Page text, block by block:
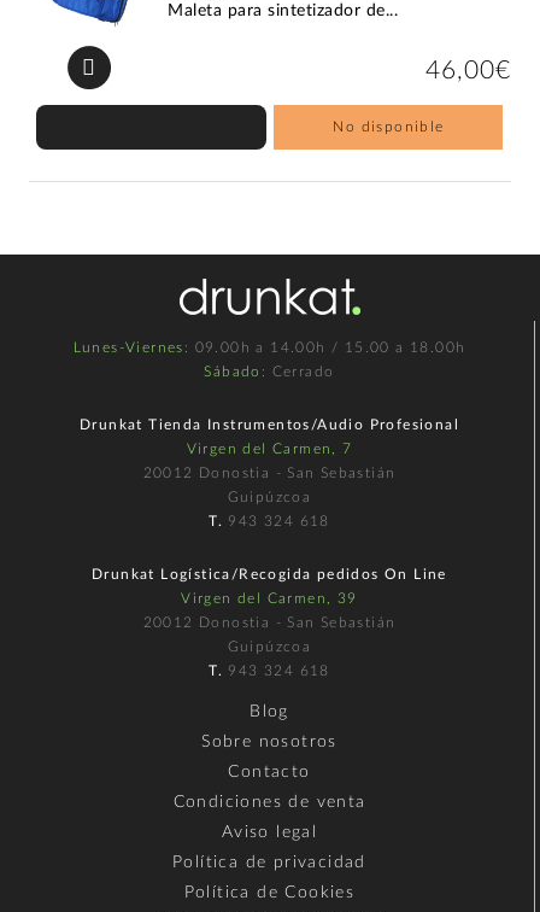
Maleta para sintetizador de...
46,00€
No disponible
Lunes-Viernes : 09.00h a 14.00h / 15.00 a 18.00h
Sábado : Cerrado
Drunkat Tienda Instrumentos/Audio Profesional
Virgen del Carmen, 7
20012 Donostia - San Sebastián
Guipúzcoa
T. 943 324 618
Drunkat Logística/Recogida pedidos On Line
Virgen del Carmen, 39
20012 Donostia - San Sebastián
Guipúzcoa
T. 943 324 618
Blog
Sobre nosotros
Contacto
Condiciones de venta
Aviso legal
Política de privacidad
Política de Cookies